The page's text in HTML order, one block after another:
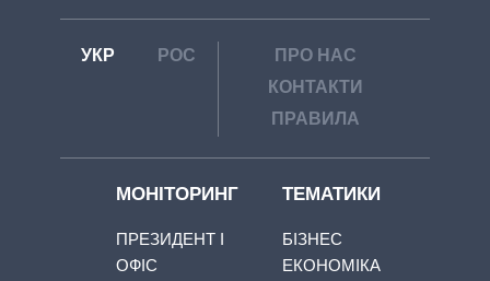
УКР РОС
ПРО НАС
КОНТАКТИ
ПРАВИЛА
МОНІТОРИНГ
ПРЕЗИДЕНТ І
ОФІС
ТЕМАТИКИ
БІЗНЕС
ЕКОНОМІКА